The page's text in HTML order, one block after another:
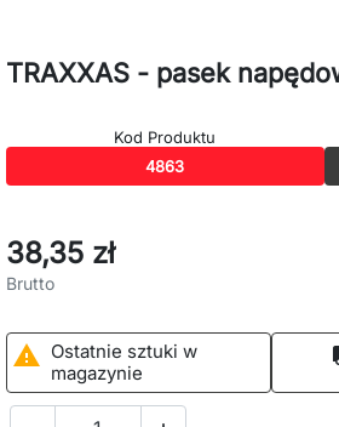
TRAXXAS - pasek
Kod Produktu
4863
38,35 zł
Brutto

Ostatnie sztuki w
magazynie